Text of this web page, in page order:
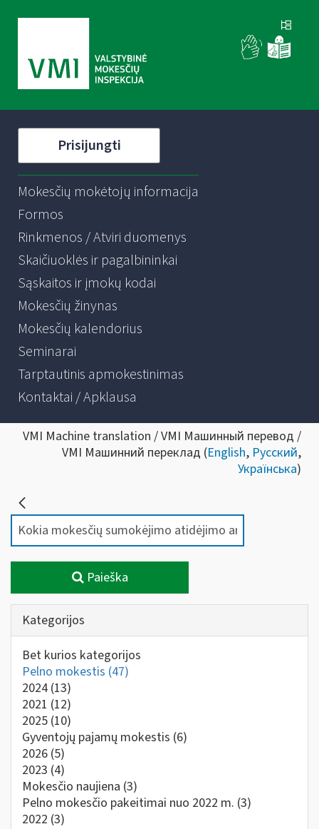
Prisijungti
Mokesčių mokėtojų informacija
Formos
Rinkmenos / Atviri duomenys
Skaičiuoklės ir pagalbininkai
Sąskaitos ir įmokų kodai
Mokesčių žinynas
Mokesčių kalendorius
Seminarai
Tarptautinis apmokestinimas
Kontaktai / Apklausa
VMI Machine translation / VMI Машинный перевод /
VMI Машинний переклад (English, Русский,
Українська)
Paieška
Kategorijos
Bet kurios kategorijos
Pelno mokestis (47)
2024 (13)
2021 (12)
2025 (10)
Gyventojų pajamų mokestis (6)
2026 (5)
2023 (4)
Mokesčio naujiena (3)
Pelno mokesčio pakeitimai nuo 2022 m. (3)
2022 (3)